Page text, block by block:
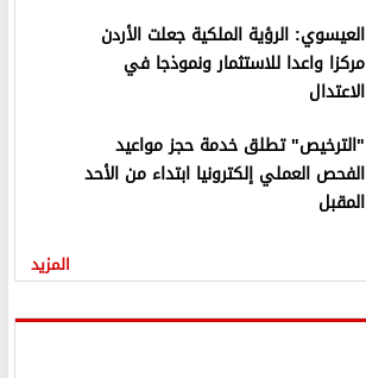
العيسوي: الرؤية الملكية جعلت الأردن
مركزا واعدا للاستثمار ونموذجا في
الاعتدال
"الترخيص" تطلق خدمة حجز مواعيد
الفحص العملي إلكترونيا ابتداء من الأحد
المقبل
المزيد